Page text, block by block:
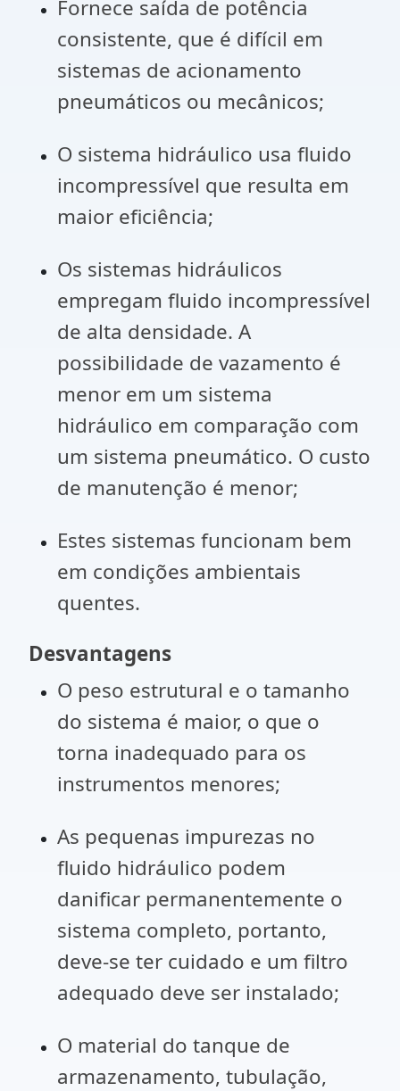
Fornece saída de potência
consistente, que é difícil em
sistemas de acionamento
pneumáticos ou mecânicos;
O sistema hidráulico usa fluido
incompressível que resulta em
maior eficiência;
Os sistemas hidráulicos
empregam fluido incompressível
de alta densidade. A
possibilidade de vazamento é
menor em um sistema
hidráulico em comparação com
um sistema pneumático. O custo
de manutenção é menor;
Estes sistemas funcionam bem
em condições ambientais
quentes.
Desvantagens
O peso estrutural e o tamanho
do sistema é maior, o que o
torna inadequado para os
instrumentos menores;
As pequenas impurezas no
fluido hidráulico podem
danificar permanentemente o
sistema completo, portanto,
deve-se ter cuidado e um filtro
adequado deve ser instalado;
O material do tanque de
armazenamento, tubulação,